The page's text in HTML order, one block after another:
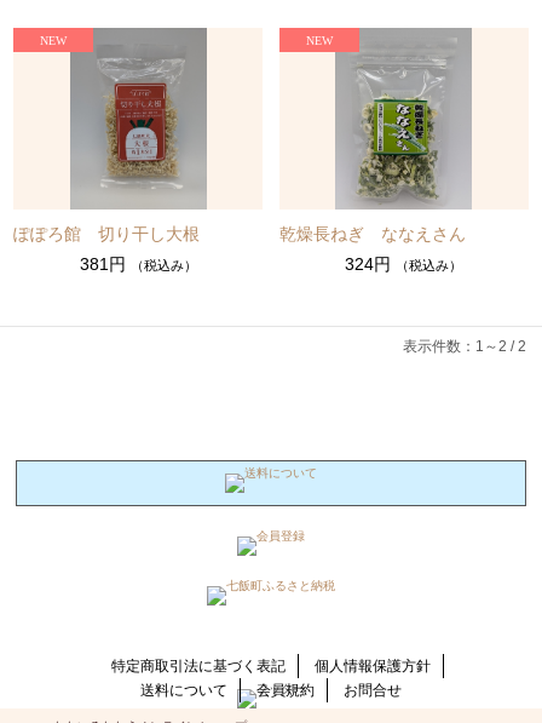
ぽぽろ館 切り干し大根
381円
（税込み）
乾燥長ねぎ ななえさん
324円
（税込み）
表示件数：1～2 / 2
特定商取引法に基づく表記
個人情報保護方針
送料について
会員規約 お問合せ